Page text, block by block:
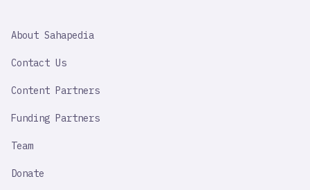
IMPORTANT
About Sahapedia
Contact Us
Content Partners
Funding Partners
Team
Donate